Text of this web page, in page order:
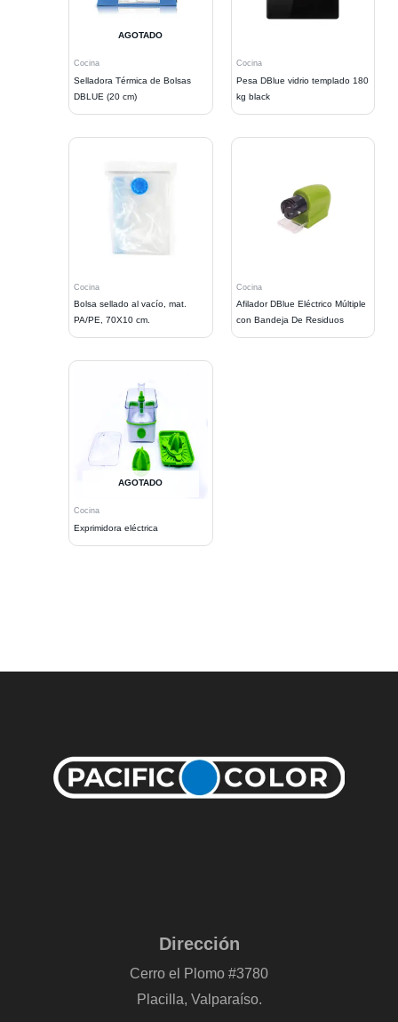
AGOTADO
Cocina
Selladora Térmica de Bolsas
DBLUE (20 cm)
Cocina
Pesa DBlue vidrio templado 180
kg black
Cocina
Bolsa sellado al vacío, mat.
PA/PE, 70X10 cm.
Cocina
Afilador DBlue Eléctrico Múltiple
con Bandeja De Residuos
AGOTADO
Cocina
Exprimidora eléctrica
Dirección
Cerro el Plomo #3780
Placilla, Valparaíso.